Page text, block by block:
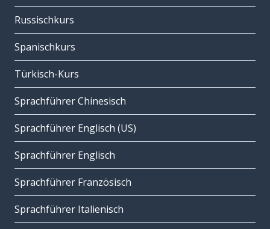
Russischkurs
Spanischkurs
Türkisch-Kurs
Sprachführer Chinesisch
Sprachführer Englisch (US)
Sprachführer Englisch
Sprachführer Französisch
Sprachführer Italienisch